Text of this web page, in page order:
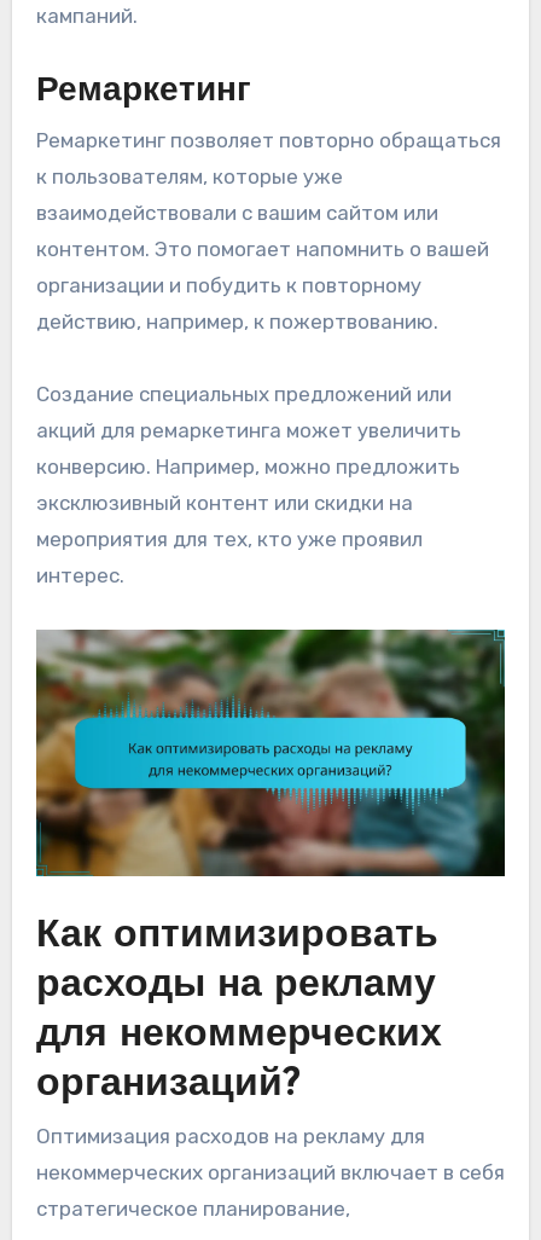
кампаний.
Ремаркетинг
Ремаркетинг позволяет повторно обращаться
к пользователям, которые уже
взаимодействовали с вашим сайтом или
контентом. Это помогает напомнить о вашей
организации и побудить к повторному
действию, например, к пожертвованию.
Создание специальных предложений или
акций для ремаркетинга может увеличить
конверсию. Например, можно предложить
эксклюзивный контент или скидки на
мероприятия для тех, кто уже проявил
интерес.
Как оптимизировать
расходы на рекламу
для некоммерческих
организаций?
Оптимизация расходов на рекламу для
некоммерческих организаций включает в себя
стратегическое планирование,